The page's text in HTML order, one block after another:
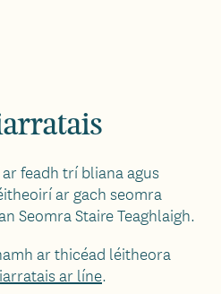
feadh trí bliana agus
ar gach seomra
Seomra Staire Teaghlaigh.
ar thicéad léitheora
ar líne.